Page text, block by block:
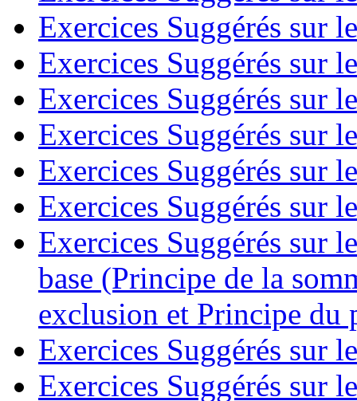
Exercices Suggérés sur
Exercices Suggérés sur
Exercices Suggérés sur
Exercices Suggérés sur
Exercices Suggérés sur
Exercices Suggérés sur
Exercices Suggérés sur
base (Principe de la
exclusion et Principe du
Exercices Suggérés sur
Exercices Suggérés sur